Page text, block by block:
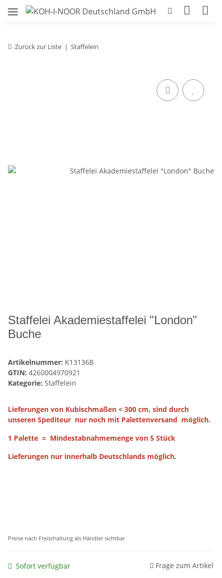
Zurück zur Liste Staffelein
Staffelei Akademiestaffelei "London"
Buche
Artikelnummer: K13136B
GTIN: 4260004970921
Kategorie: Staffelein
Lieferungen von Kubischmaßen < 300 cm, sind durch
unseren Spediteur nur noch mit Palettenversand möglich.
1 Palette = Mindestabnahmemenge von 5 Stück
Lieferungen nur innerhalb Deutschlands möglich.
Preise nach Freischaltung als Händler sichtbar
Sofort verfügbar Frage zum Artikel